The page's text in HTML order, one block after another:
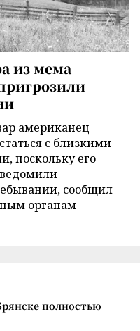
из мема
американец
с близкими
поскольку его
сообщил
органам
полностью